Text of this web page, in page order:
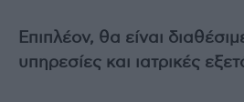
Επιπλέον, θα είναι
υπηρεσίες και ιατρικές